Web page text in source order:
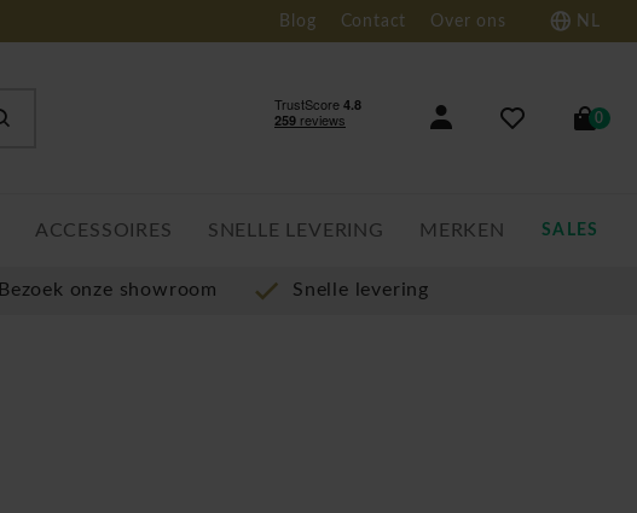
Blog Contact Over ons NL
0
ACCESSOIRES SNELLE LEVERING MERKEN SALES
Bezoek onze showroom Snelle levering